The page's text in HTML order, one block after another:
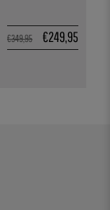
€349,95 €249,95